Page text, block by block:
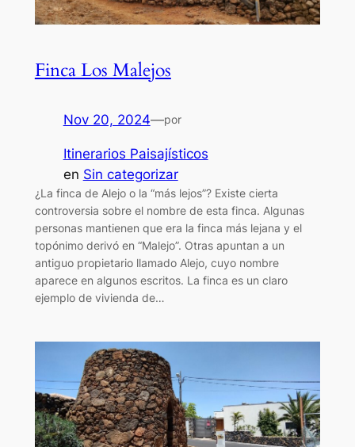
Finca Los Malejos
Nov 20, 2024—por
Itinerarios Paisajísticos
en Sin categorizar
¿La finca de Alejo o la “más lejos”? Existe cierta
controversia sobre el nombre de esta finca. Algunas
personas mantienen que era la finca más lejana y el
topónimo derivó en “Malejo”. Otras apuntan a un
antiguo propietario llamado Alejo, cuyo nombre
aparece en algunos escritos. La finca es un claro
ejemplo de vivienda de…